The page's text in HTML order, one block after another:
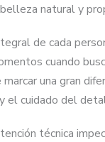
natural y
de cada
cuando
una gran
el cuidado del
técnica